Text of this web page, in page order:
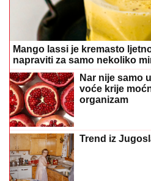
Mango lassi je kremasto
napraviti za samo nekoliko
Nar nije samo
voće krije
organizam
Trend iz